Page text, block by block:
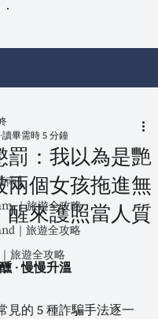
南】
｜旅遊全攻略
｜旅遊全攻略
旅遊全攻略
罰：我以為是艷
兩個女孩拖進無
醒來護照當人質
讀畢需時 5 分鐘
最高為 5 顆星）。
· 慢慢升溫
見的 5 種詐騙手法逐一